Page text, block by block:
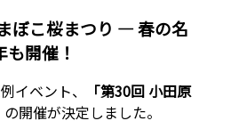
ぼこ桜まつり ― 春の名
開催！
イベント、
「第30回 小田原
の開催が決定しました。